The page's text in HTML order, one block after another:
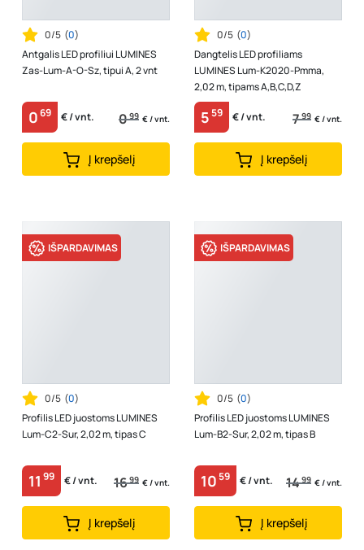
0/5 (0)
Antgalis LED profiliui LUMINES
Zas-Lum-A-O-Sz, tipui A, 2 vnt
069 € / vnt. 099 € / vnt.
Į krepšelį
0/5 (0)
Dangtelis LED profiliams
LUMINES Lum-K2020-Pmma,
2,02 m, tipams A,B,C,D,Z
559 € / vnt. 799 € / vnt.
Į krepšelį
IŠPARDAVIMAS
0/5 (0)
Profilis LED juostoms LUMINES
Lum-C2-Sur, 2,02 m, tipas C
11 99 € / vnt. 1699 € / vnt.
Į krepšelį
IŠPARDAVIMAS
0/5 (0)
Profilis LED juostoms LUMINES
Lum-B2-Sur, 2,02 m, tipas B
1059 € / vnt. 1499 € / vnt.
Į krepšelį